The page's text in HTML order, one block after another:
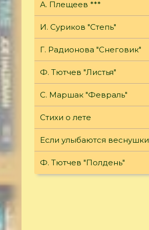
А. Плещеев ***
И. Суриков "Степь"
Г. Радионова "Снеговик"
Ф. Тютчев "Листья"
С. Маршак "Февраль"
Стихи о лете
Если улыбаются веснушки
Ф. Тютчев "Полдень"